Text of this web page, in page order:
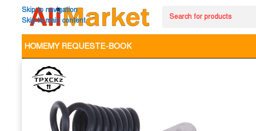
Skip to navigation
Skip to main content
HOMEMY REQUESTE-BOOK